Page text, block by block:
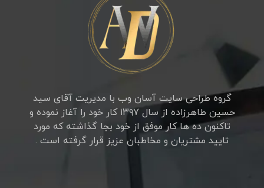
گروه طراحی سایت آسان وب با مدیریت آقای سید
حسین طاهرزاده از سال ۱۳۹۷ کار خود را آغاز نموده و
تاکنون ده ها کار موفق از خود بجا گذاشته که مورد
تایید مشتریان و مخاطبان عزیز قرار گرفته است .